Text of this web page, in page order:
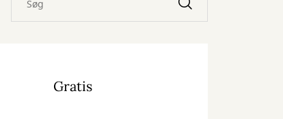
Gratis